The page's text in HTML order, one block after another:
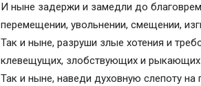
И ныне задержи и замедли до
перемещении, увольнении, смещении,
Так и ныне, разруши злые хотения и
клевещущих, злобствующих и
Так и ныне, наведи духовную слепоту